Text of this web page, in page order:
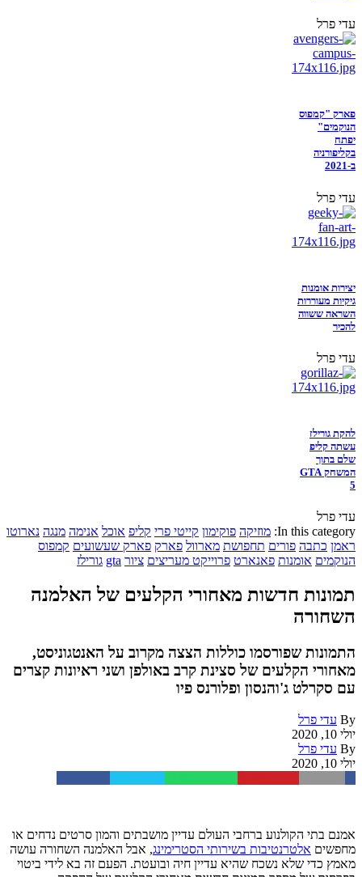
עדי פרל
פארק "קמפוס
הנוקמים"
יפתח
בקליפורניה
ב-2021
עדי פרל
יצירות אומנות
גיקיות מעוררות
השראה ששווה
להכיר
עדי פרל
להקת גורילז
עשתה קליפ
שלם בתוך
המשחק GTA
5
עדי פרל
In this category: מוזיקה פוקימון קייטי פרי קליפ אוכל אנימה מנגה נארוטו
ראמן כתבה פורים תחפושת מארוול פארק פארק שעשועים קמפוס
הנוקמים אומנות פאנארט פרוייקט מעריצים ציור gta גורילז
תמונות חדשות מאחורי הקלעים של האלמנה
השחורה
התמונות שפורסמו כוללות הצצה מקרוב על האנטגוניסט,
מאחורי הקלעים של סצינת קרב באולפן ושני ראיונות קצרים
עם סקרלט ג'והנסון ופלורנס פיו
By עדי פרל
יולי 10, 2020
By עדי פרל
יולי 10, 2020
אמנם בתי הקולנוע ברחבי העולם עדיין מושבתים והמון סרטים נדחים או
מחפשים אלטרנטיבות בשירותי הסטרימינג, אבל האלמנה השחורה עושה
מאמץ כדי שלא נשכח שהיא עדיין חיה ובועטת. הפעם זה בא לידי ביטוי